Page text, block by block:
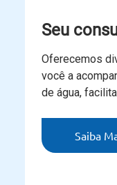
Seu
Oferecemos
você a
de água,
Saiba